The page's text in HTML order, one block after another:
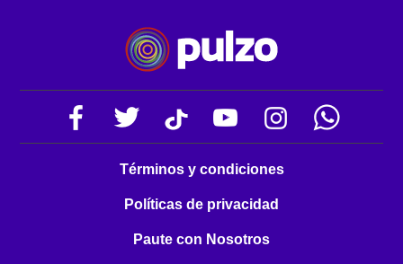
Términos y condiciones
Políticas de privacidad
Paute con Nosotros